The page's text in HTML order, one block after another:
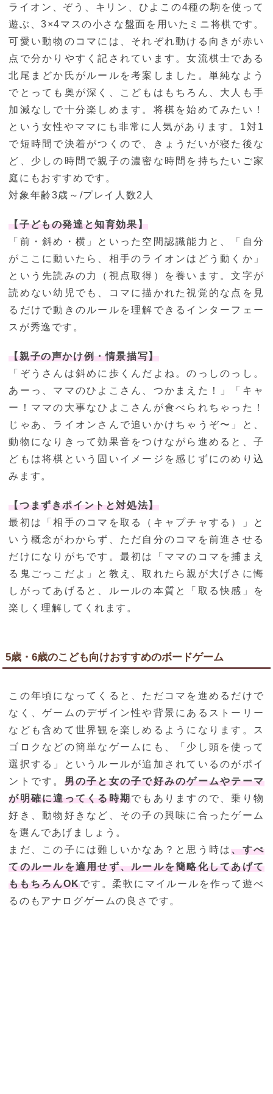
ライオン、ぞう、キリン、ひよこの4種の駒を使って
遊ぶ、3×4マスの小さな盤面を用いたミニ将棋です。
可愛い動物のコマには、それぞれ動ける向きが赤い
点で分かりやすく記されています。女流棋士である
北尾まどか氏がルールを考案しました。単純なよう
でとっても奥が深く、こどもはもちろん、大人も手
加減なしで十分楽しめます。将棋を始めてみたい！
という女性やママにも非常に人気があります。1対1
で短時間で決着がつくので、きょうだいが寝た後な
ど、少しの時間で親子の濃密な時間を持ちたいご家
庭にもおすすめです。
対象年齢3歳～/プレイ人数2人
【子どもの発達と知育効果】
「前・斜め・横」といった空間認識能力と、「自分
がここに動いたら、相手のライオンはどう動くか」
という先読みの力（視点取得）を養います。文字が
読めない幼児でも、コマに描かれた視覚的な点を見
るだけで動きのルールを理解できるインターフェー
スが秀逸です。
【親子の声かけ例・情景描写】
「ぞうさんは斜めに歩くんだよね。のっしのっし。
あーっ、ママのひよこさん、つかまえた！」「キャ
ー！ママの大事なひよこさんが食べられちゃった！
じゃあ、ライオンさんで追いかけちゃうぞ〜」と、
動物になりきって効果音をつけながら進めると、子
どもは将棋という固いイメージを感じずにのめり込
みます。
【つまずきポイントと対処法】
最初は「相手のコマを取る（キャプチャする）」と
いう概念がわからず、ただ自分のコマを前進させる
だけになりがちです。最初は「ママのコマを捕まえ
る鬼ごっこだよ」と教え、取れたら親が大げさに悔
しがってあげると、ルールの本質と「取る快感」を
楽しく理解してくれます。
5歳・6歳のこども向けおすすめのボードゲーム
この年頃になってくると、ただコマを進めるだけで
なく、ゲームのデザイン性や背景にあるストーリー
なども含めて世界観を楽しめるようになります。ス
ゴロクなどの簡単なゲームにも、「少し頭を使って
選択する」というルールが追加されているのがポイ
ントです。 男の子と女の子で好みのゲームやテーマ
が明確に違ってくる時期でもありますので、乗り物
好き、動物好きなど、その子の興味に合ったゲーム
を選んであげましょう。
まだ、この子には難しいかなあ？と思う時は、すべ
てのルールを適用せず、ルールを簡略化してあげて
ももちろんOKです。柔軟にマイルールを作って遊べ
るのもアナログゲームの良さです。